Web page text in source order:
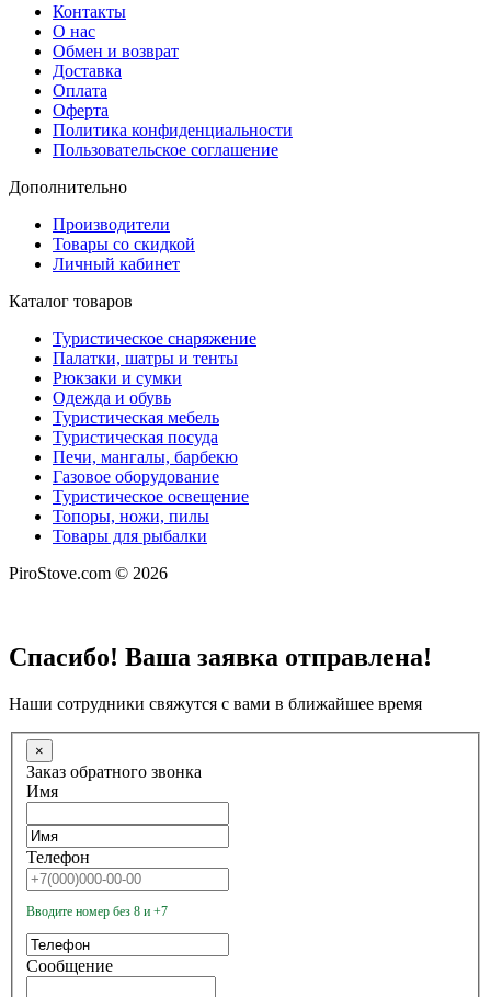
Контакты
О нас
Обмен и возврат
Доставка
Оплата
Оферта
Политика конфиденциальности
Пользовательское соглашение
Дополнительно
Производители
Товары со скидкой
Личный кабинет
Каталог товаров
Туристическое снаряжение
Палатки, шатры и тенты
Рюкзаки и сумки
Одежда и обувь
Туристическая мебель
Туристическая посуда
Печи, мангалы, барбекю
Газовое оборудование
Туристическое освещение
Топоры, ножи, пилы
Товары для рыбалки
PiroStove.com © 2026
Спасибо! Ваша заявка отправлена!
Наши сотрудники свяжутся с вами в ближайшее время
×
Заказ обратного звонка
Имя
Телефон
Вводите номер без 8 и +7
Сообщение